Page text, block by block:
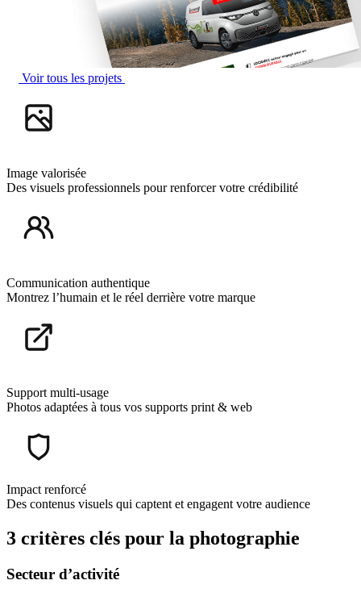
Voir tous les projets
Image valorisée
Des visuels professionnels pour renforcer votre crédibilité
Communication authentique
Montrez l’humain et le réel derrière votre marque
Support multi-usage
Photos adaptées à tous vos supports print & web
Impact renforcé
Des contenus visuels qui captent et engagent votre audience
3 critères clés pour la photographie
Secteur d’activité